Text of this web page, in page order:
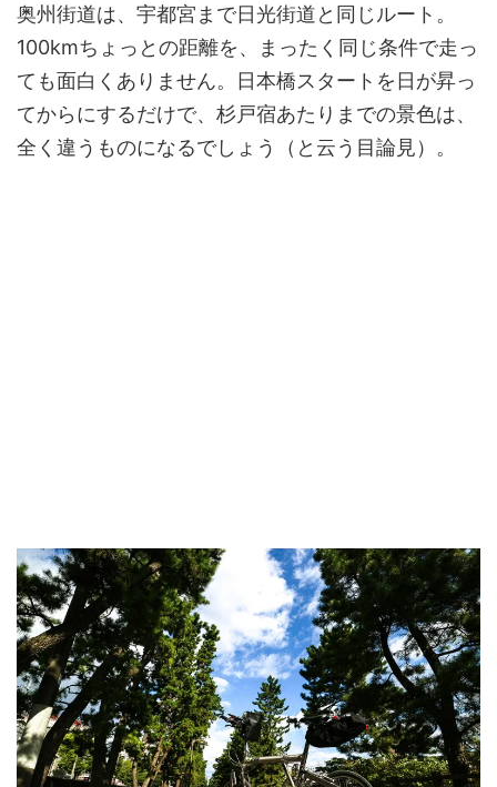
奥州街道は、宇都宮まで日光街道と同じルート。
100kmちょっとの距離を、まったく同じ条件で走っ
ても面白くありません。日本橋スタートを日が昇っ
てからにするだけで、杉戸宿あたりまでの景色は、
全く違うものになるでしょう（と云う目論見）。